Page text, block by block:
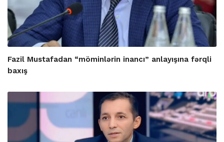
Fazil Mustafadan “möminlərin inancı” anlayışına fərqli
baxış